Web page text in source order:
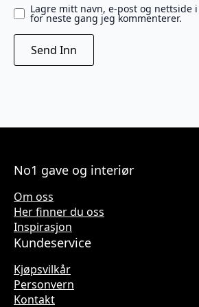
Lagre mitt navn, e-post og nettside
for neste gang jeg kommenterer.
No1 gave og interiør
Om oss
Her finner du oss
Inspirasjon
Kundeservice
Kjøpsvilkår
Personvern
Kontakt